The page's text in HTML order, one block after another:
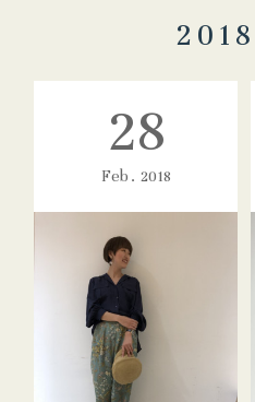
2018
28
Feb 2018